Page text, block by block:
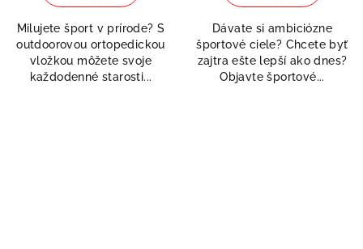
Milujete šport v prírode? S
outdoorovou ortopedickou
vložkou môžete svoje
každodenné starosti...
z
5
hviezdičiek.
Dávate si ambiciózne
športové ciele? Chcete byť
zajtra ešte lepší ako dnes?
Objavte športové...